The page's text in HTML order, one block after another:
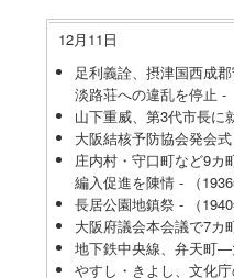
12月11日
足利義詮、摂津国西成
淡路荘への違乱を停止 -
山下重威、第3代市長に
大阪結核予防協会発会式
庄内村・守口町など9カ
編入促進を陳情 - （1936
長居公園地鎮祭 - （1940
大阪府議会本会議で7カ
地下鉄中央線、弁天町―
やすし・きよし、文化